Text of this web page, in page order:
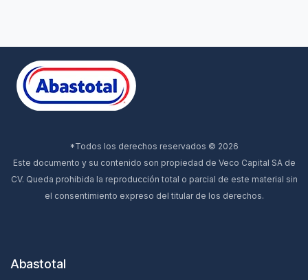
*Todos los derechos reservados © 2026
Este documento y su contenido son propiedad de Veco Capital SA de
CV. Queda prohibida la reproducción total o parcial de este material sin
el consentimiento expreso del titular de los derechos.
Abastotal